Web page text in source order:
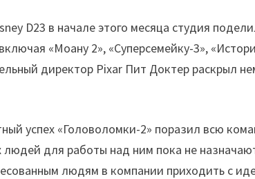
D23 в начале этого месяца студия
«Моану 2», «Суперсемейку-3»,
директор Pixar Пит Доктер раскрыл
успех «Головоломки-2» поразил всю
людей для работы над ним пока не
людям в компании приходить с